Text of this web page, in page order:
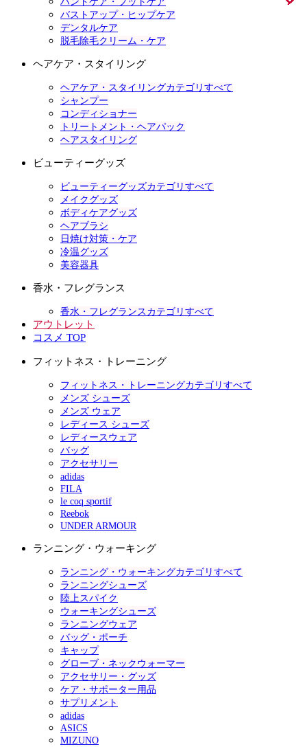
バストアップ・ヒップケア
デンタルケア
脱毛除毛クリーム・ケア
ヘアケア・スタイリング
ヘアケア・スタイリングカテゴリすべて
シャンプー
コンディショナー
トリートメント・ヘアパック
ヘアスタイリング
ビューティーグッズ
ビューティーグッズカテゴリすべて
メイクグッズ
ボディケアグッズ
ヘアブラシ
日焼け対策・ケア
冷温グッズ
美容器具
香水・フレグランス
香水・フレグランスカテゴリすべて
アウトレット
コスメ TOP
フィットネス・トレーニング
フィットネス・トレーニングカテゴリすべて
メンズ シューズ
メンズ ウェア
レディース シューズ
レディースウェア
バッグ
アクセサリー
adidas
FILA
le coq sportif
Reebok
UNDER ARMOUR
ランニング・ウォーキング
ランニング・ウォーキングカテゴリすべて
ランニングシューズ
陸上スパイク
ウォーキングシューズ
ランニングウェア
バッグ・ポーチ
キャップ
グローブ・ネックウォーマー
アクセサリー・グッズ
ケア・サポーター用品
サプリメント
adidas
ASICS
MIZUNO